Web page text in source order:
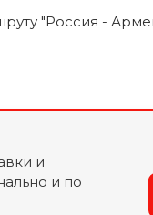
"Россия -
и
и по